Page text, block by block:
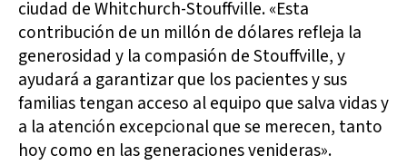
ciudad de Whitchurch-Stouffville. «Esta
contribución de un millón de dólares refleja la
generosidad y la compasión de Stouffville, y
ayudará a garantizar que los pacientes y sus
familias tengan acceso al equipo que salva vidas y
a la atención excepcional que se merecen, tanto
hoy como en las generaciones venideras».